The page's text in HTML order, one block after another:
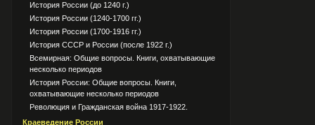
История России (до 1240 г.)
История России (1240-1700 гг.)
История России (1700-1916 гг.)
История СССР и России (после 1922 г.)
Всемирная: Общие вопросы. Книги, охватывающие
несколько периодов
История России: Общие вопросы. Книги,
охватывающие несколько периодов
Революция и Гражданская война 1917-1922.
Краеведение России